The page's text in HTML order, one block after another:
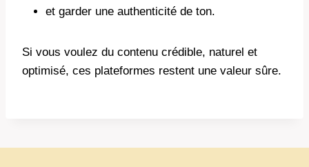
et garder une authenticité de ton.
Si vous voulez du contenu crédible, naturel et
optimisé, ces plateformes restent une valeur sûre.